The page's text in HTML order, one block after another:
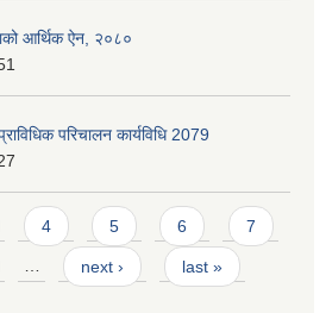
आर्थिक ऐन, २०८०
परिचालन कार्यविधि 2079
4 5 6 7
… next › last »